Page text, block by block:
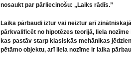
nosaukt par pārliecinošu: „Laiks rādīs.”
Laika pārbaudi iztur vai neiztur arī
pārkvalificēt no hipotēzes teorijā, liela
kas pastāv starp klasiskās mehānikas
pētāmo objektu, arī liela nozīme ir laika